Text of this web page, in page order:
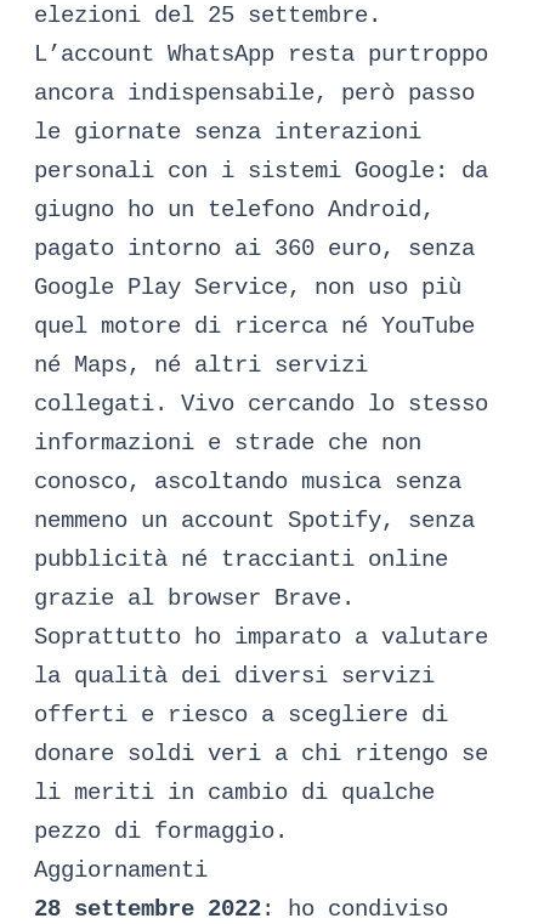
elezioni del 25 settembre.
L’account WhatsApp resta purtroppo
ancora indispensabile, però passo
le giornate senza interazioni
personali con i sistemi Google: da
giugno ho un telefono Android,
pagato intorno ai 360 euro, senza
Google Play Service, non uso più
quel motore di ricerca né YouTube
né Maps, né altri servizi
collegati. Vivo cercando lo stesso
informazioni e strade che non
conosco, ascoltando musica senza
nemmeno un account Spotify, senza
pubblicità né traccianti online
grazie al browser Brave.
Soprattutto ho imparato a valutare
la qualità dei diversi servizi
offerti e riesco a scegliere di
donare soldi veri a chi ritengo se
li meriti in cambio di qualche
pezzo di formaggio.
Aggiornamenti
28 settembre 2022: ho condiviso